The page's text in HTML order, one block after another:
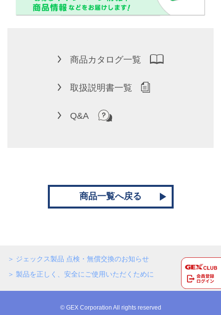
商品カタログ一覧
取扱説明書一覧
Q&A
商品一覧へ戻る
ジェックス製品 点検・無償交換のお知らせ
製品を正しく、安全にご使用いただくために
© GEX Corporation All rights reserved